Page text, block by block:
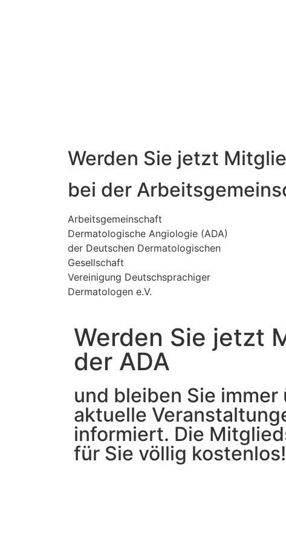
Werden Sie jetzt
bei der
Arbeitsgemeinschaft
Dermatologische Angiologie (ADA)
der Deutschen Dermatologischen
Gesellschaft
Vereinigung Deutschsprachiger
Dermatologen e.V.
Werden Sie jetzt
der ADA
und bleiben Sie immer
aktuelle
informiert. Die
für Sie völlig kostenlos!